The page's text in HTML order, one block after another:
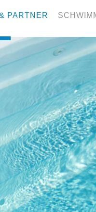
PARTNER